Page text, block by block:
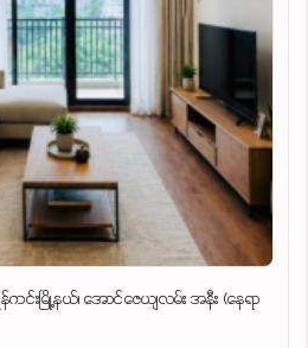
ကင်းမြို့နယ်၊ အောင်ဇေယျလမ်း အနီး (နေရာ